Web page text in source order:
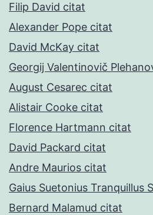
Filip David citat
Alexander Pope citat
David McKay citat
Georgij Valentinovič
August Cesarec citat
Alistair Cooke citat
Florence Hartmann citat
David Packard citat
Andre Maurios citat
Gaius Suetonius Tranquillus
Bernard Malamud citat